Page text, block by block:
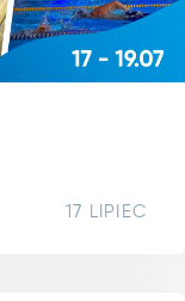
17 LIPIEC